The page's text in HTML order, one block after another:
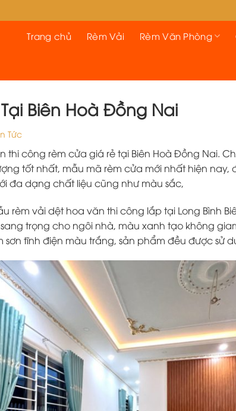
Trang chủ Rèm Vải Rèm Văn Phòng
Biên Hoà Đồng Nai
Tức
thi công rèm cửa giá rẻ tại Biên Hoà Đồng Nai.
tốt nhất, mẫu mã rèm cửa mới nhất hiện nay,
đa dạng chất liệu cũng như màu sắc,
rèm vải dệt hoa văn thi công lắp tại Long Bình
trọng cho ngôi nhà, màu xanh tạo không
sơn tĩnh điện màu trắng, sản phẩm đều được sử